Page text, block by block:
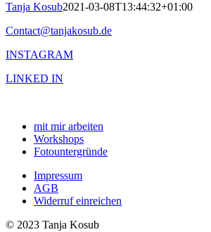
Tanja Kosub2021-03-08T13:44:32+01:00
Contact@tanjakosub.de
INSTAGRAM
LINKED IN
mit mir arbeiten
Workshops
Fotountergründe
Impressum
AGB
Widerruf einreichen
© 2023 Tanja Kosub